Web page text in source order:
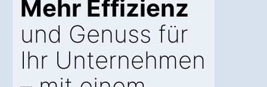
Mehr Effizienz
und Genuss für
Ihr Unternehmen